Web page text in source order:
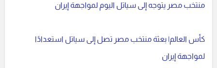
منتخب مصر يتوجه إلى سياتل اليوم لمواجهة إيران
كأس العالم| بعثة منتخب مصر تصل إلى سياتل استعدادًا
لمواجهة إيران